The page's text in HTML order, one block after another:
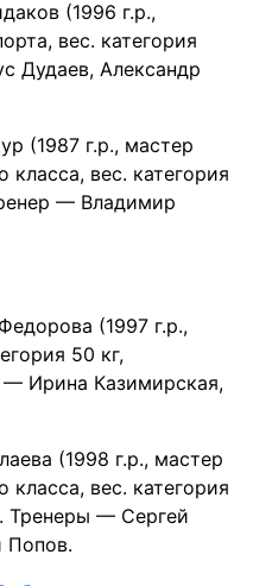
(1996 г.р.,
вес. категория
Дудаев, Александр
(1987 г.р., мастер
вес. категория
— Владимир
(1997 г.р.,
50 кг,
— Ирина Казимирская,
(1998 г.р., мастер
вес. категория
Тренеры — Сергей
Попов.